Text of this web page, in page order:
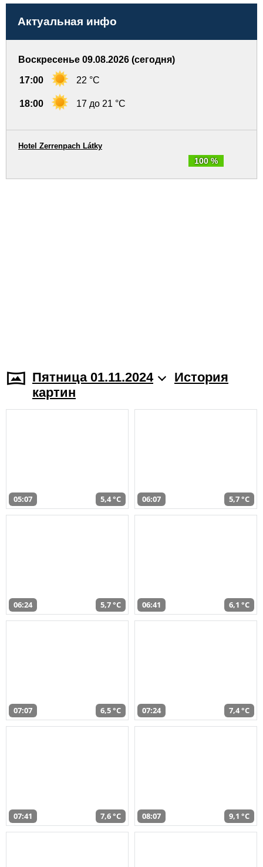
Актуальная инфо
Воскресенье 09.08.2026 (сегодня)
17:00 22 °C
18:00 17 до 21 °C
100 %
Hotel Zerrenpach Látky
Пятница 01.11.2024
История
картин
05:07 5,4 °C 06:07 5,7 °C
06:24 5,7 °C 06:41 6,1 °C
07:07 6,5 °C 07:24 7,4 °C
07:41 7,6 °C 08:07 9,1 °C